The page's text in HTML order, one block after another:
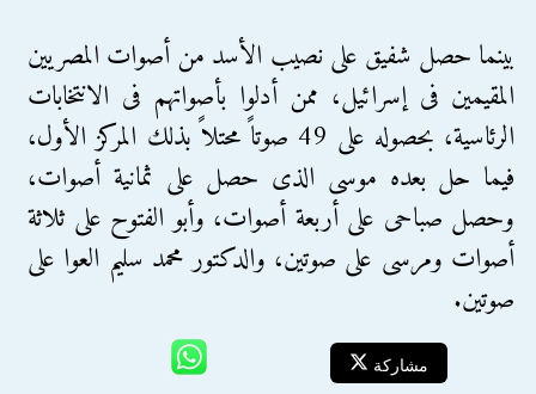
بينما حصل شفيق على نصيب الأسد من أصوات المصريين
المقيمين فى إسرائيل، ممن أدلوا بأصواتهم فى الانتخابات
الرئاسية، بحصوله على 49 صوتاً محتلاً بذلك المركز الأول،
فيما حل بعده موسى الذى حصل على ثمانية أصوات،
وحصل صباحى على أربعة أصوات، وأبو الفتوح على ثلاثة
أصوات ومرسى على صوتين، والدكتور محمد سليم العوا على
صوتين.
مشاركة